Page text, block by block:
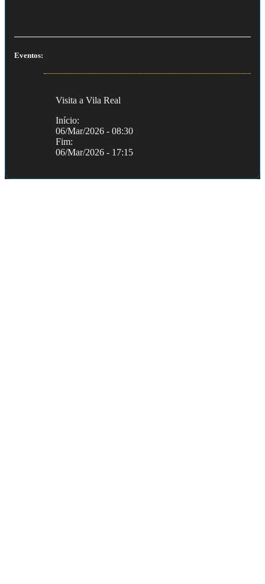
Eventos:
Visita a Vila Real
Início:
06/Mar/2026 - 08:30
Fim:
06/Mar/2026 - 17:15